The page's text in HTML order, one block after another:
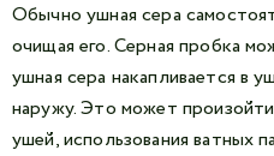
Обычно ушная сера
очищая его. Серная пробка
ушная сера накапливается в
наружу. Это может произойти
ушей, использования ватных